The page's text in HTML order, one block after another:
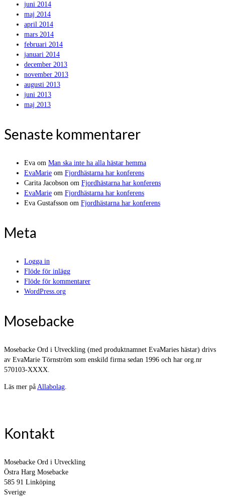
juni 2014
maj 2014
april 2014
mars 2014
februari 2014
januari 2014
december 2013
november 2013
augusti 2013
juni 2013
maj 2013
Senaste kommentarer
Eva om Man ska inte ha alla hästar hemma
EvaMarie om Fjordhästarna har konferens
Carita Jacobson om Fjordhästarna har konferens
EvaMarie om Fjordhästarna har konferens
Eva Gustafsson om Fjordhästarna har konferens
Meta
Logga in
Flöde för inlägg
Flöde för kommentarer
WordPress.org
Mosebacke
Mosebacke Ord i Utveckling (med produktnamnet EvaMaries hästar) drivs
av EvaMarie Törnström som enskild firma sedan 1996 och har org.nr
570103-XXXX.
Läs mer på Allabolag.
Kontakt
Mosebacke Ord i Utveckling
Östra Harg Mosebacke
585 91 Linköping
Sverige